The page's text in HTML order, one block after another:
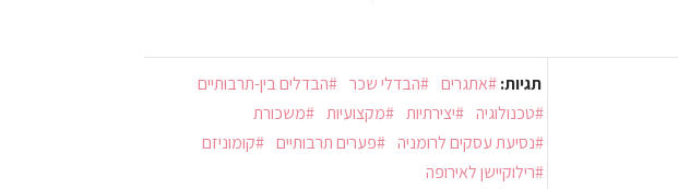
תגיות: אתגרים הבדלי שכר
הבדלים בין-תרבותיים
טכנולוגיה
יצירתיות מקצועיות
משכורת
נסיעת עסקים לרומניה
פערים תרבותיים
קומוניזם
רילוקיישן לאירופה